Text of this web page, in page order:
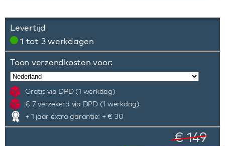
Levertijd
1 tot 3 werkdagen
Toon verzendkosten voor:
Gratis via DPD (1 werkdag)
€ 7 verzekerd via DPD (1 werkdag)
+ 1 jaar extra garantie: + € 30
€ 149